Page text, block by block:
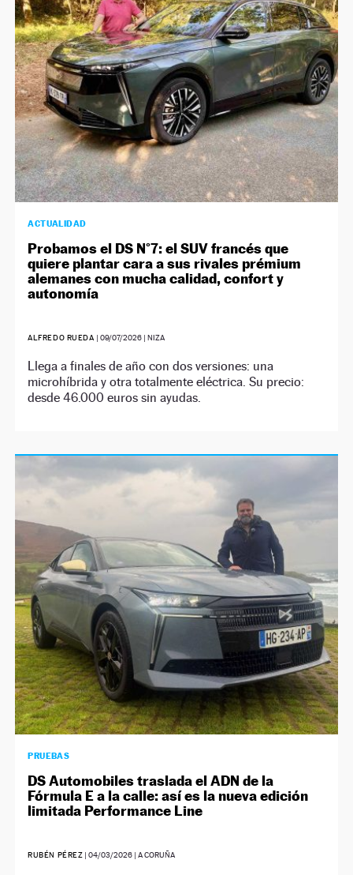
NEWSLETTER
SÍGUENOS
ACTUALIDAD
Probamos el DS N°7: el SUV francés que
quiere plantar cara a sus rivales prémium
alemanes con mucha calidad, confort y
autonomía
ALFREDO RUEDA | 09/07/2026| NIZA
Llega a finales de año con dos versiones: una
microhíbrida y otra totalmente eléctrica. Su precio:
desde 46.000 euros sin ayudas.
PRUEBAS
DS Automobiles traslada el ADN de la
Fórmula E a la calle: así es la nueva edición
limitada Performance Line
RUBÉN PÉREZ |04/03/2026 | A CORUÑA